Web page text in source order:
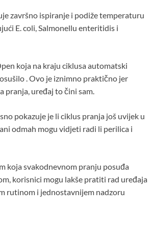
završno ispiranje i podiže temperaturu
E. coli, Salmonellu enteritidis i
koja na kraju ciklusa automatski
. Ovo je iznimno praktično jer
pranja, uređaj to čini sam.
pokazuje je li ciklus pranja još uvijek u
odmah mogu vidjeti radi li perilica i
koja svakodnevnom pranju posuđa
korisnici mogu lakše pratiti rad uređaja
rutinom i jednostavnijem nadzoru